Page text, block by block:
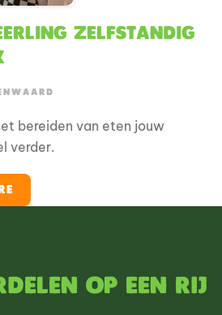
Zelfstandig
bereiden van eten jouw
verder.
op een rij